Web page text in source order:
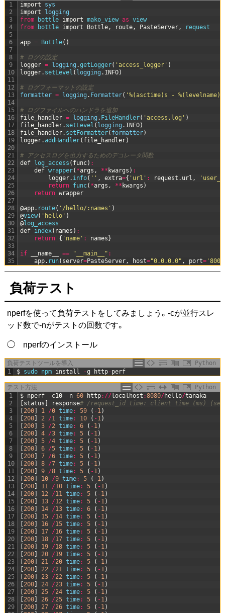
1
2
3
4
5
6
7
8
9
10
11
12
13
14
15
16
17
18
19
20
21
22
23
24
25
26
27
28
29
30
31
32
33
34
35
import
sys
import
logging
from
bottle import mako_view as view
from
bottle import Bottle, route, PasteServer, request
app = Bottle( )
# ログの設定
logger = logging .getLogger( 'access_logger' )
logger. setLevel ( logging . INFO)
# ログフォーマットの設定
formatter = logging . Formatter( '%(asctime)s -
# ログファイルへのハンドラを追加
file_handler = logging . FileHandler( 'access.log' )
file_handler. setLevel ( logging . INFO)
file_handler. setFormatter( formatter)
logger.addHandler( file_handler)
# アクセスログを出力するためのデコレータ関数
def log_access ( func) :
def wrapper( *args , ** kwargs ) :
logger. info( '' , extra={ 'url' : request . url ,
return func( *args , ** kwargs )
return wrapper
@app. route( '/hello/:names' )
@view( 'hello' )
@log_access
def index( names ) :
return { 'name' : names}
if __name__ == "__main__" :
app. run( server=PasteServer, host="0.0.0.0" , port=
負荷テスト
nperfを使って負荷テストをしてみましょう。-cが並行スレ
ッド数で-nがテストの回数です。
◯ nperfのインストール
負荷テストツールを導入
Python
1
$ sudo npm install -g http-perf
テスト方法
Python
1
2
3
4
5
6
7
8
9
10
11
12
13
14
15
16
17
18
19
20
21
22
23
24
25
26
27
28
29
$ nperf -c10 -n 60 http: //localhost :8080/ hello/tanaka
[status ] response# /request_id time: client time (ms)
[200] 1 /0 time: 59 ( -1 )
[200] 2 /1 time: 10 ( -1 )
[200] 3 /2 time: 6 ( -1 )
[200] 4 /3 time: 5 ( -1 )
[200] 5 /4 time: 5 ( -1 )
[200] 6 /5 time: 5 ( -1 )
[200] 7 /6 time: 5 ( -1 )
[200] 8 /7 time: 5 ( -1 )
[200] 9 /8 time: 5 ( -1 )
[200] 10 /9 time: 5 ( -1 )
[200] 11 /10 time: 5 ( -1 )
[200] 12 /11 time: 5 ( -1 )
[200] 13 /12 time: 5 ( -1 )
[200] 14 /13 time: 6 ( -1 )
[200] 15 /14 time: 5 ( -1 )
[200] 16 /15 time: 5 ( -1 )
[200] 17 /16 time: 5 ( -1 )
[200] 18 /17 time: 5 ( -1 )
[200] 19 /18 time: 5 ( -1 )
[200] 20 /19 time: 5 ( -1 )
[200] 21 /20 time: 5 ( -1 )
[200] 22 /21 time: 5 ( -1 )
[200] 23 /22 time: 5 ( -1 )
[200] 24 /23 time: 5 ( -1 )
[200] 25 /24 time: 5 ( -1 )
[200] 26 /25 time: 5 ( -1 )
[200] 27 /26 time: 5 ( -1 )